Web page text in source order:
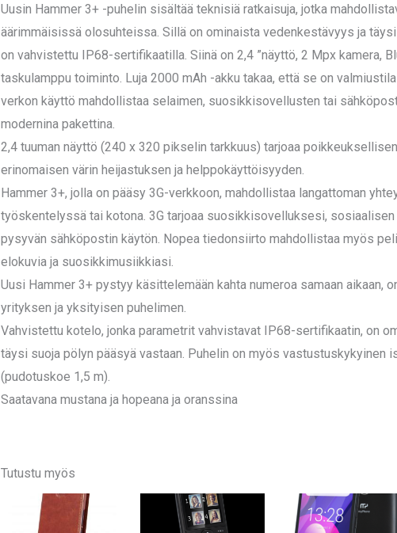
Uusin Hammer 3+ -puhelin sisältää teknisiä ratkaisuja, jotka
äärimmäisissä olosuhteissa. Sillä on ominaista vedenkestävyys ja
on vahvistettu IP68-sertifikaatilla. Siinä on 2,4 ”näyttö, 2 Mpx kamera,
taskulamppu toiminto. Luja 2000 mAh -akku takaa, että se on
verkon käyttö mahdollistaa selaimen, suosikkisovellusten tai
modernina pakettina.
2,4 tuuman näyttö (240 x 320 pikselin tarkkuus) tarjoaa
erinomaisen värin heijastuksen ja helppokäyttöisyyden.
Hammer 3+, jolla on pääsy 3G-verkkoon, mahdollistaa langattoman
työskentelyssä tai kotona. 3G tarjoaa suosikkisovelluksesi, sosiaalisen
pysyvän sähköpostin käytön. Nopea tiedonsiirto mahdollistaa myös
elokuvia ja suosikkimusiikkiasi.
Uusi Hammer 3+ pystyy käsittelemään kahta numeroa samaan aikaan,
yrityksen ja yksityisen puhelimen.
Vahvistettu kotelo, jonka parametrit vahvistavat IP68-sertifikaatin, on
täysi suoja pölyn pääsyä vastaan. Puhelin on myös vastustuskykyinen
(pudotuskoe 1,5 m).
Saatavana mustana ja hopeana ja oranssina
Tutustu myös